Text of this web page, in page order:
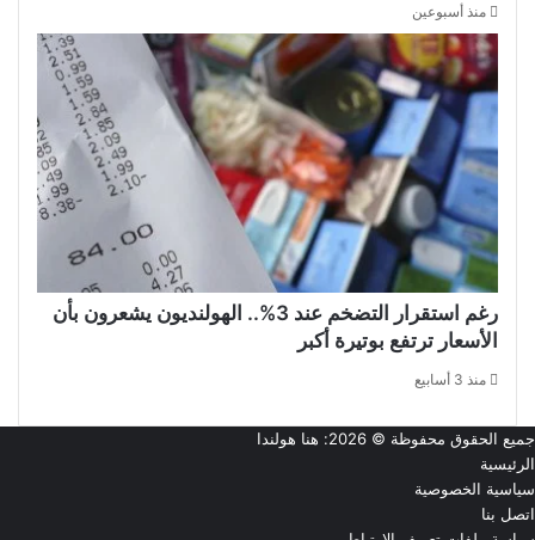
منذ أسبوعين
رغم استقرار التضخم عند 3%.. الهولنديون يشعرون بأن
الأسعار ترتفع بوتيرة أكبر
منذ 3 أسابيع
جميع الحقوق محفوظة © 2026:
هنا هولندا
الرئيسية
سياسية الخصوصية
اتصل بنا